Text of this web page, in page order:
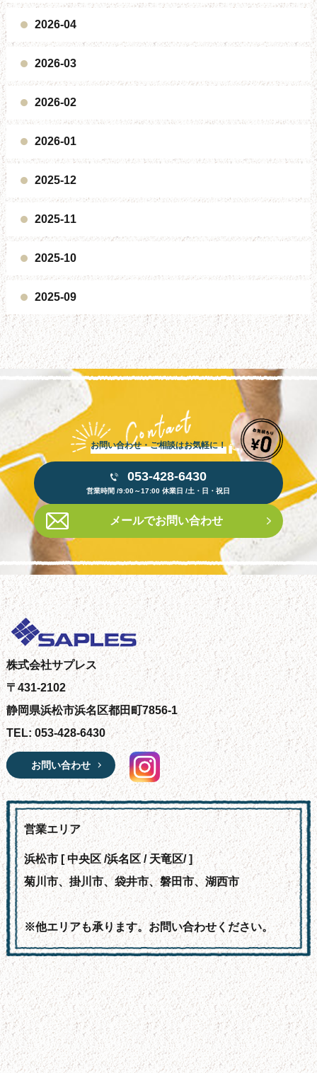
2026-04
2026-03
2026-02
2026-01
2025-12
2025-11
2025-10
2025-09
お問い合わせ・ご相談はお気軽に！
053-428-6430
営業時間 /9:00～17:00 休業日 /土・日・祝日
メールでお問い合わせ
株式会社サプレス
〒431-2102
静岡県浜松市浜名区都田町7856-1
TEL: 053-428-6430
お問い合わせ
営業エリア
浜松市 [ 中央区 /浜名区 / 天竜区/ ]
菊川市、掛川市、袋井市、磐田市、湖西市
※他エリアも承ります。お問い合わせください。